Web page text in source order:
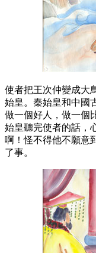
使者把王次仲變成大
始皇。秦始皇和中國
做一個好人，做一個
始皇聽完使者的話，
啊！怪不得他不願意
了事。